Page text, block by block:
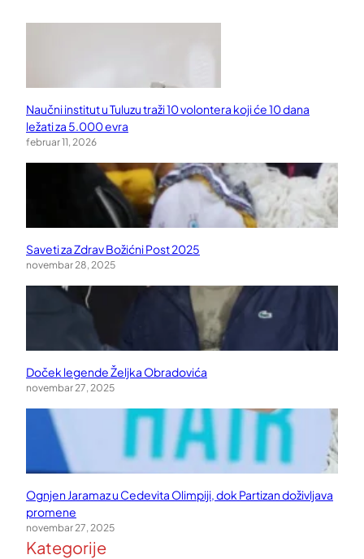
Naučni institut u Tuluzu traži 10 volontera koji će 10 dana
ležati za 5.000 evra
februar 11, 2026
Saveti za Zdrav Božićni Post 2025
novembar 28, 2025
Doček legende Željka Obradovića
novembar 27, 2025
Ognjen Jaramaz u Cedevita Olimpiji, dok Partizan doživljava
promene
novembar 27, 2025
Kategorije